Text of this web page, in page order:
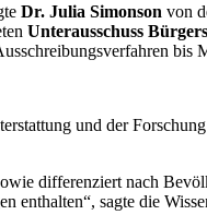
Dr. Julia Simonson von
Unterausschuss
bis
und der
differenziert nach
enthalten“, sagte die